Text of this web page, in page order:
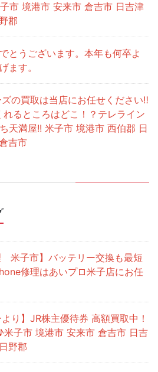
市 境港市 安来市 倉吉市 日吉津
郡
とうございます。本年も何卒よ
ます。
の買取は当店にお任せください‼
れるところはどこ！？テレライン
天満屋!! 米子市 境港市 西伯郡 日
吉市
米子市】バッテリー交換も最短
修理はあいプロ米子店にお任
より】JR株主優待券 高額買取中！
米子市 境港市 安来市 倉吉市 日吉
野郡